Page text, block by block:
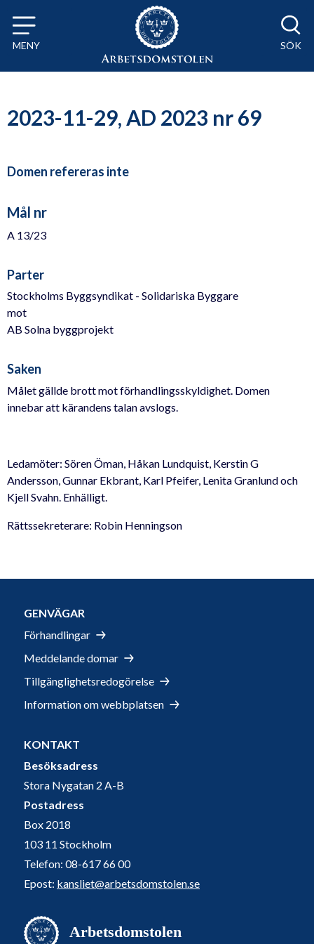
Till innehåll på sidan x
MENY SÖK
2023-11-29, AD 2023 nr 69
Domen refereras inte
Mål nr
A 13/23
Parter
Stockholms Byggsyndikat - Solidariska Byggare
mot
AB Solna byggprojekt
Saken
Målet gällde brott mot förhandlingsskyldighet. Domen
innebar att kärandens talan avslogs.
Ledamöter: Sören Öman, Håkan Lundquist, Kerstin G
Andersson, Gunnar Ekbrant, Karl Pfeifer, Lenita Granlund och
Kjell Svahn. Enhälligt.
Rättssekreterare: Robin Henningson
GENVÄGAR
Förhandlingar
Meddelande domar
Tillgänglighetsredogörelse
Information om webbplatsen
KONTAKT
Besöksadress
Stora Nygatan 2 A-B
Postadress
Box 2018
103 11 Stockholm
Telefon: 08-617 66 00
Epost: kansliet@arbetsdomstolen.se